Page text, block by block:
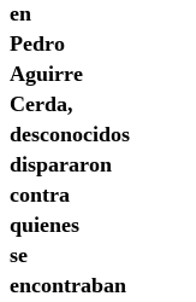
en
Pedro
Aguirre
Cerda,
desconocidos
dispararon
contra
quienes
se
encontraban